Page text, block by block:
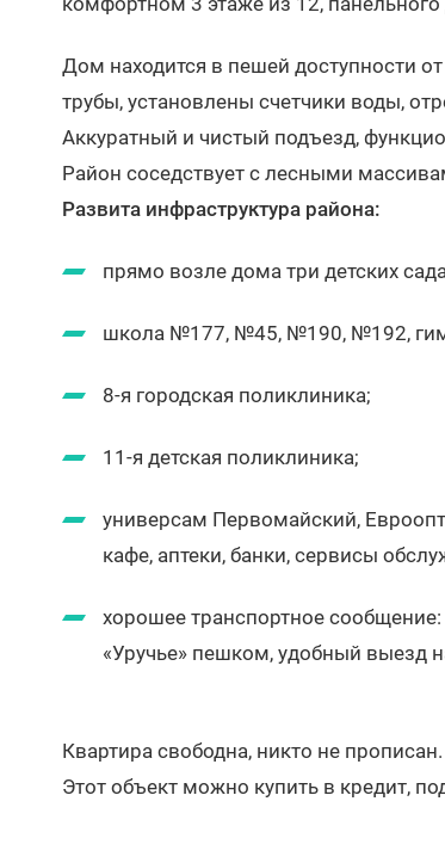
Дом находится в пешей доступности
трубы, установлены счетчики воды,
Аккуратный и чистый подъезд,
Район соседствует с лесными
Развита инфраструктура района:
прямо возле дома три детских
школа №177, №45, №190, №192,
8-я городская поликлиника;
11-я детская поликлиника;
универсам Первомайский,
кафе, аптеки, банки, сервисы
хорошее транспортное
«Уручье» пешком, удобный выезд
Квартира свободна, никто не
Этот объект можно купить в кредит,